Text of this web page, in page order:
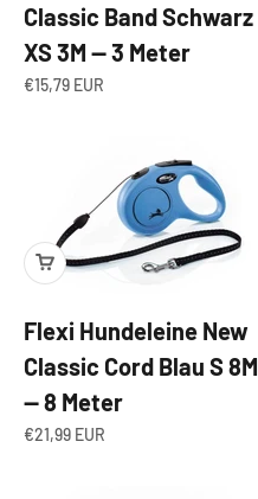
Classic Band Schwarz
XS 3M — 3 Meter
Angebot
€15,79 EUR
Flexi Hundeleine New
Classic Cord Blau S 8M
— 8 Meter
Angebot
€21,99 EUR